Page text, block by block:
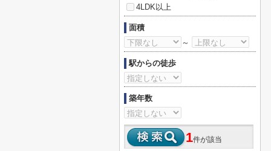
4LDK以上
面積
～
駅からの徒歩
築年数
1件が該当